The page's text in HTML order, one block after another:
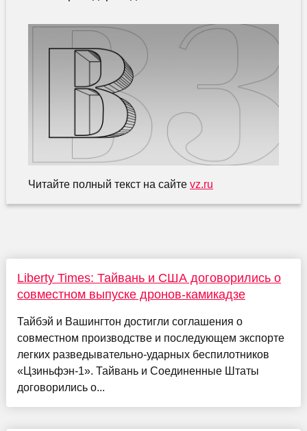
Читайте полный текст на сайте vz.ru
Liberty Times: Тайвань и США договорились о
совместном выпуске дронов-камикадзе
Тайбэй и Вашингтон достигли соглашения о
совместном производстве и последующем экспорте
легких разведывательно-ударных беспилотников
«Цзиньфэн-1». Тайвань и Соединенные Штаты
договорились о...